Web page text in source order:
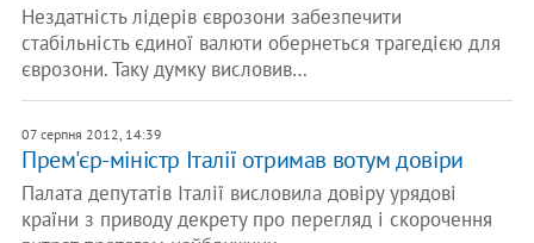
Нездатність лідерів єврозони забезпечити
стабільність єдиної валюти обернеться трагедією для
єврозони. Таку думку висловив…
07 серпня 2012, 14:39
Прем'єр-міністр Італії отримав вотум довіри
Палата депутатів Італії висловила довіру урядові
країни з приводу декрету про перегляд і скорочення